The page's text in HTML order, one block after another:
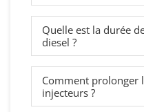
Quelle est la durée
diesel ?
Comment prolonger
injecteurs ?